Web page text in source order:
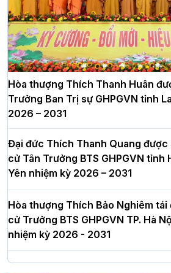
Hòa thượng Thích Thanh Huân
Trưởng Ban Trị sự GHPGVN tỉnh
2026 – 2031
Đại đức Thích Thanh Quang được
cử Tân Trưởng BTS GHPGVN tỉnh
Yên nhiệm kỳ 2026 – 2031
Hòa thượng Thích Bảo Nghiêm tái
cử Trưởng BTS GHPGVN TP. Hà
nhiệm kỳ 2026 - 2031
Hà Nội: Long trọng lễ khởi công